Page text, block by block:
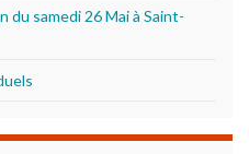
du samedi 26 Mai à Saint-